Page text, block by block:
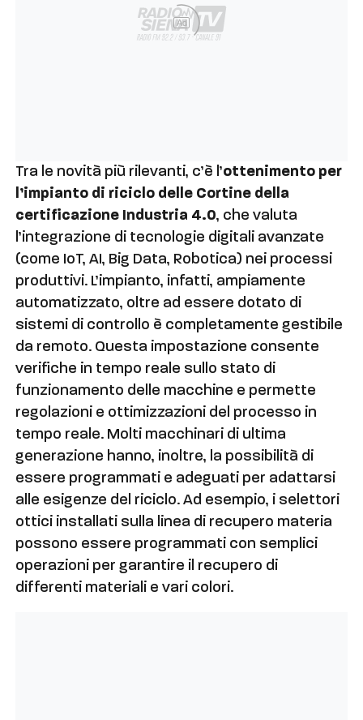
Ad
Tra le novità più rilevanti, c’è l’ottenimento per
l’impianto di riciclo delle Cortine della
certificazione Industria 4.0, che valuta
l’integrazione di tecnologie digitali avanzate
(come IoT, AI, Big Data, Robotica) nei processi
produttivi. L’impianto, infatti, ampiamente
automatizzato, oltre ad essere dotato di
sistemi di controllo è completamente gestibile
da remoto. Questa impostazione consente
verifiche in tempo reale sullo stato di
funzionamento delle macchine e permette
regolazioni e ottimizzazioni del processo in
tempo reale. Molti macchinari di ultima
generazione hanno, inoltre, la possibilità di
essere programmati e adeguati per adattarsi
alle esigenze del riciclo. Ad esempio, i selettori
ottici installati sulla linea di recupero materia
possono essere programmati con semplici
operazioni per garantire il recupero di
differenti materiali e vari colori.